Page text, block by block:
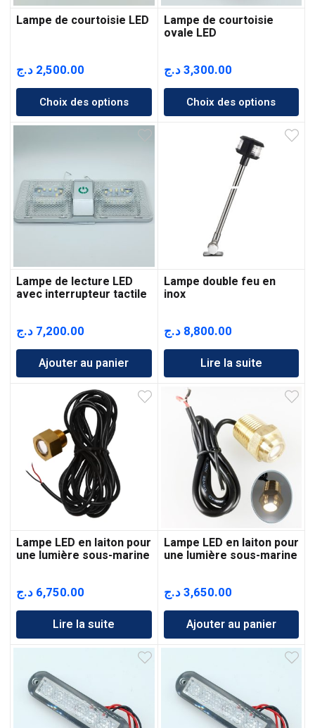
Lampe de courtoisie LED
2,500.00 د.ج
Choix des options
Lampe de courtoisie
ovale LED
3,300.00د.ج
Choix des options
Lampe de lecture LED
avec interrupteur tactile
7,200.00 د.ج
Ajouter au panier
Lampe double feu en
inox
8,800.00 د.ج
Lire la suite
Lampe LED en laiton pour
une lumière sous-marine
6,750.00 د.ج
Lire la suite
Lampe LED en laiton pour
une lumière sous-marine
3,650.00د.ج
Ajouter au panier